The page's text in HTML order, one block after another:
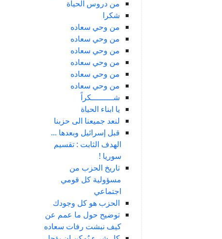
من دروس الحياة
شكرا
من وحي سعاده
من وحي سعاده
من وحي سعاده
من وحي سعاده
من وحي سعاده
من وحي سعاده
شـــــــــكراً
يا ابناء الحياة
لنعد جميعنا الى حزبنا
قبل إسرائيل وبعدها ...
الهدف الثابت : تقسيم
سوريا !
تاريخ الحزب من
مسؤولية كل قومي
اجتماعي
الحزب هو كل وجودك
توضيح حول ما عمم عن
كيف نبشت رفات سعاده